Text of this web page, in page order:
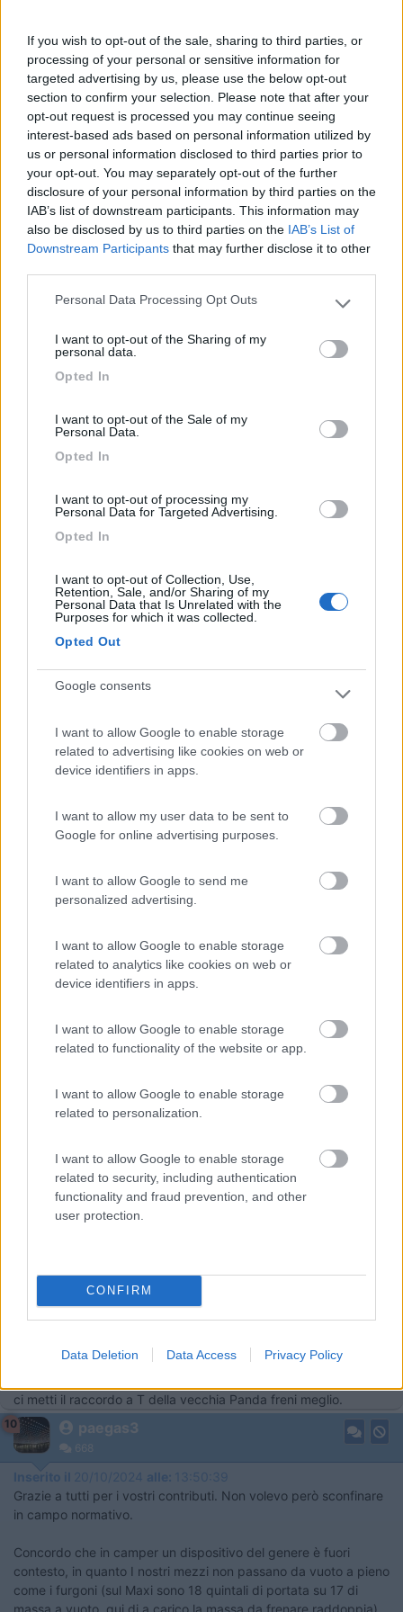
If you wish to opt-out of the sale, sharing to third parties, or
processing of your personal or sensitive information for
targeted advertising by us, please use the below opt-out
section to confirm your selection. Please note that after your
opt-out request is processed you may continue seeing
interest-based ads based on personal information utilized by
us or personal information disclosed to third parties prior to
your opt-out. You may separately opt-out of the further
disclosure of your personal information by third parties on the
IAB’s list of downstream participants. This information may
also be disclosed by us to third parties on the IAB’s List of
Downstream Participants that may further disclose it to other
Please note that this website/app uses one or more Google
not limited to your visit or usage behaviour. You may click to
grant or deny consent to Google and its third-party tags to
use your data for below specified purposes in below Google
Personal Data Processing Opt Outs
I want to opt-out of the Sharing of my
personal data.
Opted In
I want to opt-out of the Sale of my
Personal Data.
Opted In
I want to opt-out of processing my
Personal Data for Targeted Advertising.
Opted In
I want to opt-out of Collection, Use,
Retention, Sale, and/or Sharing of my
Personal Data that Is Unrelated with the
Purposes for which it was collected.
Opted Out
Google consents
I want to allow Google to enable storage
related to advertising like cookies on web or
device identifiers in apps.
I want to allow my user data to be sent to
Google for online advertising purposes.
I want to allow Google to send me
personalized advertising.
I want to allow Google to enable storage
related to analytics like cookies on web or
device identifiers in apps.
I want to allow Google to enable storage
related to functionality of the website or app.
I want to allow Google to enable storage
related to personalization.
I want to allow Google to enable storage
related to security, including authentication
functionality and fraud prevention, and other
user protection.
CONFIRM
Data Deletion Data Access Privacy Policy
sarebbe questo:
Modificato da Laikone il 19/10/2024 alle 09:53:46
58914
alle:
in un mezzo caricato la limite, e anche sopra il limite di portata, il
correttore di frenata non serve, se cè è completamente aperto, in ditta,
aiutare maggiormente i freni anteriori
Concordo, su un camper che è già carico anche a vuoto, non
surriscaldamento degli anteriori.
____________________________________
www.iz4dji.it
walter2
1054
20/10/2024 12:54:54
Buonasera. Non riesco a trovare il ricambio per il correttore di frenata di
un Ducato 244 Maxi. E' quello raffigurato nella foto sotto.: I codici
ricambio sono quelli che appaiono nell'immagine, e cioè FIAT 51837348
oppure
ci metti il raccordo a T della vecchia Panda freni meglio.
10 paegas3
668
Inserito il 20/10/2024 alle: 13:50:39
Grazie a tutti per i vostri contributi. Non volevo però sconfinare
in campo normativo.
Concordo che in camper un dispositivo del genere è fuori
contesto, in quanto I nostri mezzi non passano da vuoto a pieno
come i furgoni (sul Maxi sono 18 quintali di portata su 17 di
massa a vuoto, qui di a carico la massa da frenare raddoppia).